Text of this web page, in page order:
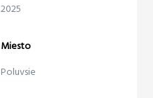
2025
Miesto
Poluvsie